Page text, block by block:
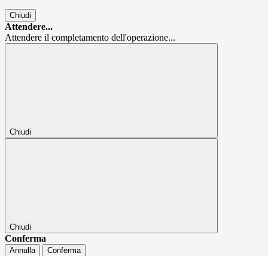
Chiudi
Attendere...
Attendere il completamento dell'operazione...
Chiudi
Chiudi
Conferma
Annulla Conferma